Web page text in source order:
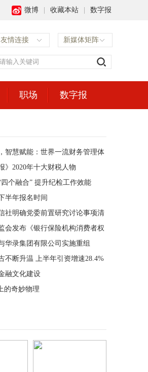
微博 收藏本站 数字报
友情连接 新媒体矩阵
职场 数字报
智慧赋能：世界一流财务管理体
望
》2020年十大财税人物
个融合” 提升纪检工作效能
半年报名时间
社明确党委前置研究讨论事项清
高效运转
会发布《银行保险机构消费者权
办法》
华录集团有限公司实施重组
不断升温 上半年引资增速28.4%
融文化建设
的奇妙物理